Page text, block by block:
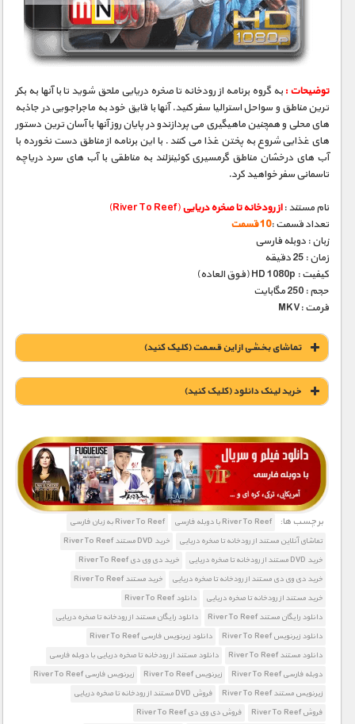
مستند های اختصاصی
توضیحات :به گروه برنامه از رودخانه تا صخره دریایی ملحق شوید تا با آنها به بکر
ترین مناطق و سواحل استرالیا سفر کنید. آنها با قایق خود به ماجراجویی در جاذبه
های محلی و همچنین ماهیگیری می پردازندو در پایان روز آنها با آسان ترین دستور
های غذایی شروع به پختن غذا می کنند . با این برنامه از مناطق دست نخورده با
آب های درخشان مناطق گرمسیری کوئینزلند به مناطقی با آب های سرد دریاچه
تاسمانی سفر خواهید کرد.
نام مستند :از رودخانه تا صخره دریایی(River To Reef)
تعداد قسمت :10 قسمت
زبان : دوبله فارسی
زمان : 25 دقیقه
کیفیت : HD 1080p (فوق العاده)
حجم : 250 مگابایت
فرمت :MKV
تماشای بخشی از این قسمت (کلیک کنید)
خريد لينک دانلود (کليک کنيد)
1900 تومان – خريد لينک دانلود (افزودن به سبد خريد)
1900 تومان – خريد لينک دانلود (افزودن به سبد خريد)
1900 تومان – خريد لينک دانلود (افزودن به سبد خريد)
1900 تومان – خريد لينک دانلود (افزودن به سبد خريد)
1900 تومان – خريد لينک دانلود (افزودن به سبد خريد)
1900 تومان – خريد لينک دانلود (افزودن به سبد خريد)
1900 تومان – خريد لينک دانلود (افزودن به سبد خريد)
برچسب ها: River To Reef با دوبله فارسی
River To Reef به زبان فارسی
تماشای آنلاین مستند از رودخانه تا صخره دریایی
خرید DVD مستند River To Reef
خرید DVD مستند از رودخانه تا صخره دریایی
خرید دی وی دی River To Reef
خرید دی وی دی مستند از رودخانه تا صخره دریایی
خرید مستند River To Reef
خرید مستند از رودخانه تا صخره دریایی
دانلود River To Reef
دانلود رایگان مستند River To Reef
دانلود رایگان مستند از رودخانه تا صخره دریایی
دانلود زیرنویس River To Reef
دانلود زیرنویس فارسی River To Reef
دانلود مستند River To Reef
دانلود مستند از رودخانه تا صخره دریایی با دوبله فارسی
دوبله فارسی River To Reef
زیرنویس River To Reef
زیرنویس فارسی River To Reef
زیرنویس مستند River To Reef
فروش DVD مستند از رودخانه تا صخره دریایی
فروش River To Reef
فروش دی وی دی River To Reef